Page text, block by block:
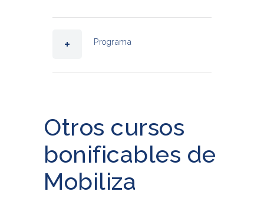
Programa
Otros cursos
bonificables de
Mobiliza